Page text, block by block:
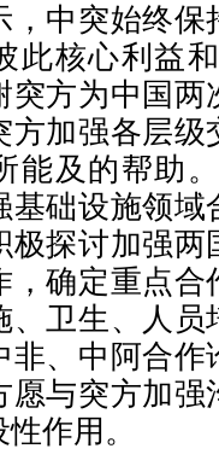
突始终保
此核心利益
突方为中国
方加强各层
能及的帮助
基础设施领
极探讨加强
，确定重点
、卫生、人
非、中阿合
愿与突方加
作用。